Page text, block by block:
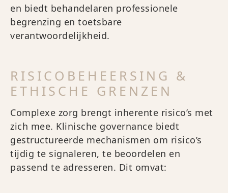
en biedt behandelaren professionele
begrenzing en toetsbare
verantwoordelijkheid.
RISICOBEHEERSING &
ETHISCHE GRENZEN
Complexe zorg brengt inherente risico’s met
zich mee. Klinische governance biedt
gestructureerde mechanismen om risico’s
tijdig te signaleren, te beoordelen en
passend te adresseren. Dit omvat: